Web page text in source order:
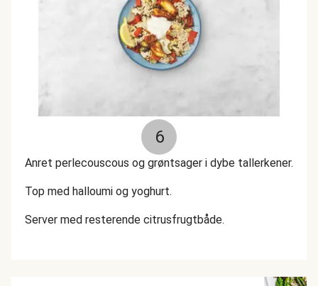
6
Anret perlecouscous og grøntsager i dybe tallerkener.
Top med halloumi og yoghurt.
Server med resterende citrusfrugtbåde.